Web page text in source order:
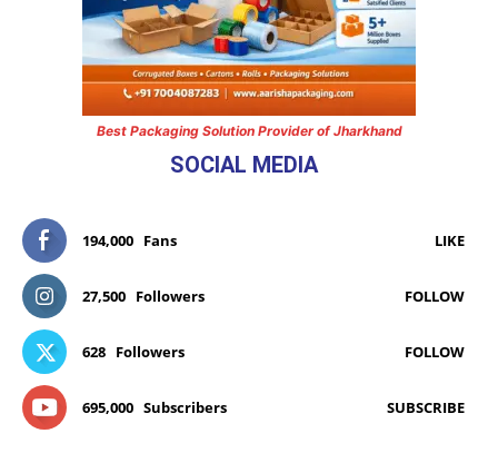
Best Packaging Solution Provider of Jharkhand
SOCIAL MEDIA
194,000 Fans LIKE
27,500 Followers FOLLOW
628 Followers FOLLOW
695,000 Subscribers SUBSCRIBE